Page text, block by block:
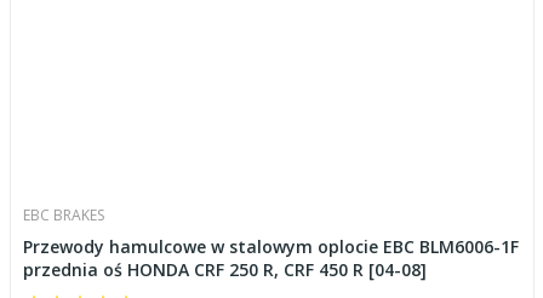
EBC BRAKES
Przewody hamulcowe w stalowym oplocie EBC BLM6006-1F
przednia oś HONDA CRF 250 R, CRF 450 R [04-08]